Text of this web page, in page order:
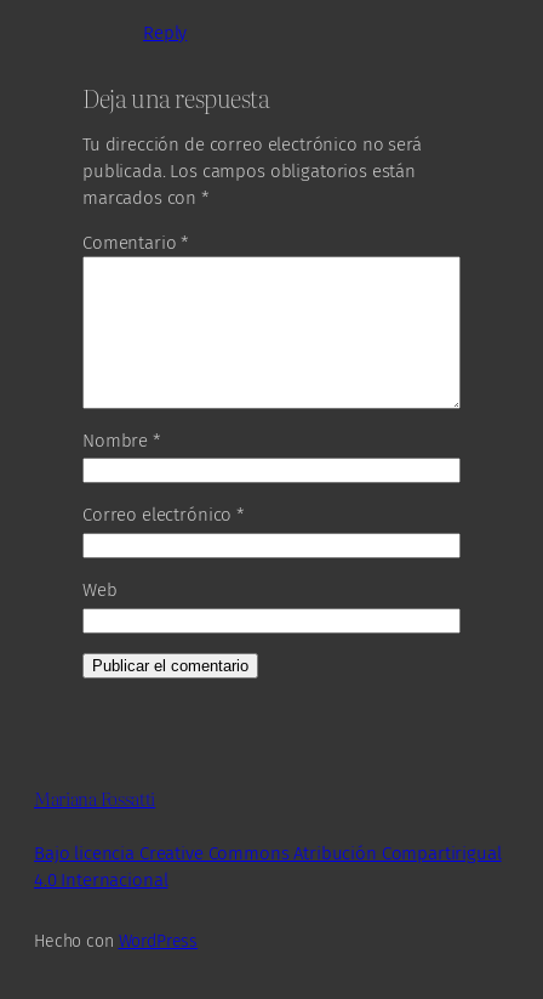
Reply
Deja una respuesta
Tu dirección de correo electrónico no será
publicada. Los campos obligatorios están
marcados con*
Comentario*
Nombre *
Correo electrónico*
Web
Mariana Fossatti
Bajo licencia Creative Commons Atribución Compartirigual
4.0 Internacional
Hecho con WordPress